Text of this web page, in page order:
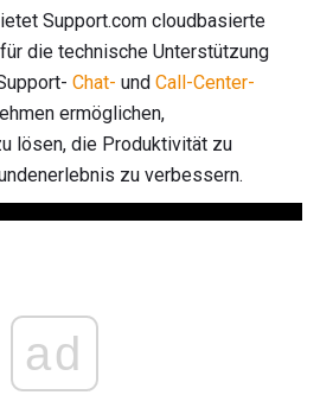
Support.com cloudbasierte
die technische Unterstützung
Chat- und Call-Center-
ermöglichen,
lösen, die Produktivität zu
zu verbessern.
ad